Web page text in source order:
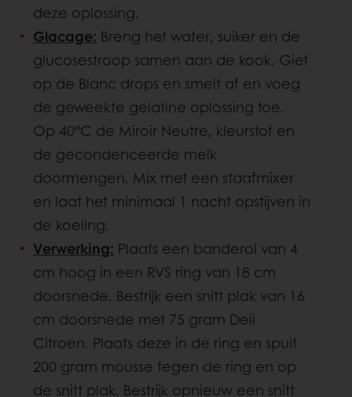
deze oplossing.
Glacage: Breng het water, suiker en de
glucosestroop samen aan de kook. Giet
op de Blanc drops en smelt af en voeg
de geweekte gelatine oplossing toe.
Op 40°C de Miroir Neutre, kleurstof en
de gecondenceerde melk
doormengen. Mix met een staafmixer
en laat het minimaal 1 nacht opstijven in
de koeling.
Verwerking: Plaats een banderol van 4
cm hoog in een RVS ring van 18 cm
doorsnede. Bestrijk een snitt plak van 16
cm doorsnede met 75 gram Deli
Citroen. Plaats deze in de ring en spuit
200 gram mousse tegen de ring en op
de snitt plak. Bestrijk opnieuw een snitt